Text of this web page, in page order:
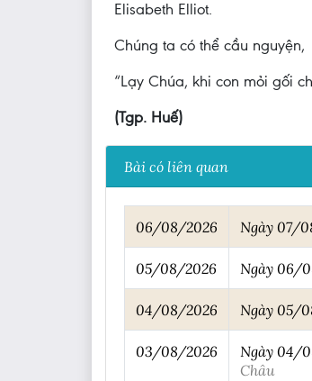
Elisabeth Elliot.
Chúng ta có thể cầu nguyện,
“Lạy Chúa, khi con mỏi gối
(Tgp. Huế)
Bài có liên quan
06/08/2026 Ngày 07/
05/08/2026 Ngày 06/
04/08/2026 Ngày 05/
03/08/2026 Ngày 04/
Châu